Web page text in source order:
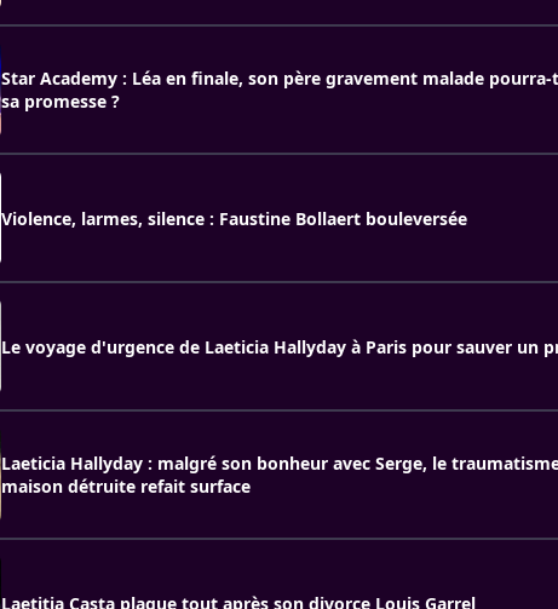
Star Academy : Léa en finale, son père gravement malade
sa promesse ?
Violence, larmes, silence : Faustine Bollaert bouleversée
Le voyage d'urgence de Laeticia Hallyday à Paris pour sauver un
Laeticia Hallyday : malgré son bonheur avec Serge, le
maison détruite refait surface
Laetitia Casta plaque tout après son divorce Louis Garrel